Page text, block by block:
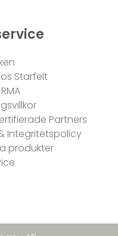
Starfelt
Partners
Integritetspolicy
produkter